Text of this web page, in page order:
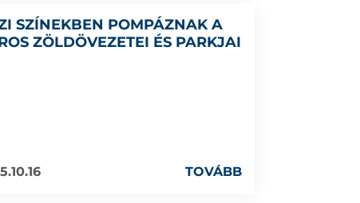
SZÍNEKBEN POMPÁZNAK A
ZÖLDÖVEZETEI ÉS PARKJAI
TOVÁBB